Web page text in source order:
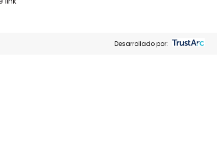
Desarrollado por: